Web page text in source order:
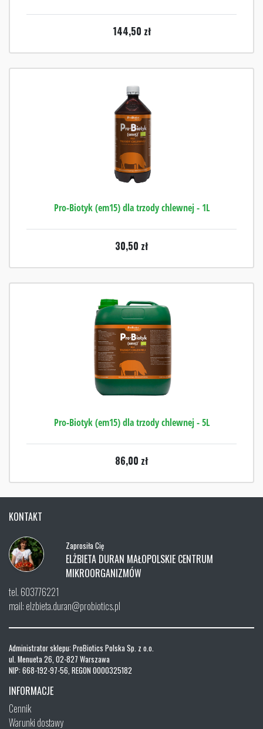
144,50 zł
Pro-Biotyk (em15) dla trzody chlewnej - 1L
30,50 zł
Pro-Biotyk (em15) dla trzody chlewnej - 5L
86,00 zł
KONTAKT
Zaprosiła Cię
ELŻBIETA DURAN MAŁOPOLSKIE CENTRUM
MIKROORGANIZMÓW
tel. 603776221
mail: elzbieta.duran@probiotics.pl
Administrator sklepu: ProBiotics Polska Sp. z o.o.
ul. Menueta 26, 02-827 Warszawa
NIP: 668-192-97-56, REGON 0000325182
INFORMACJE
Cennik
Warunki dostawy